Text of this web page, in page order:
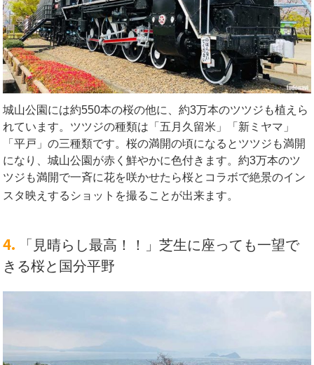
城山公園には約550本の桜の他に、約3万本のツツジも植えら
れています。ツツジの種類は「五月久留米」「新ミヤマ」
「平戸」の三種類です。桜の満開の頃になるとツツジも満開
になり、城山公園が赤く鮮やかに色付きます。約3万本のツ
ツジも満開で一斉に花を咲かせたら桜とコラボで絶景のイン
スタ映えするショットを撮ることが出来ます。
4.
「見晴らし最高！！」芝生に座っても一望で
きる桜と国分平野